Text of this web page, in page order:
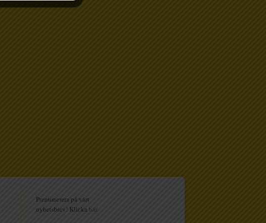
Prenumerera på vårt
nyhetsbrev! Klickahär.